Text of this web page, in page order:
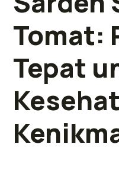
Tomat:
Tepat